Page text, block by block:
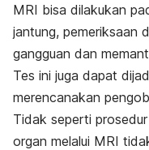
MRI bisa dilakukan
jantung, pemeriksaan
gangguan dan
Tes ini juga dapat
merencanakan
Tidak seperti
organ melalui MRI